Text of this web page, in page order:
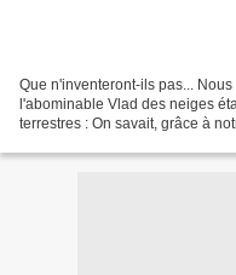
Que n'inventeront-ils pas...
l'abominable Vlad des neiges
terrestres : On savait, grâce à